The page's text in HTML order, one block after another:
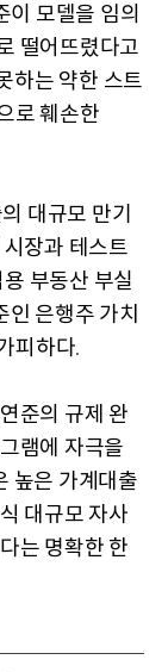
이 모델을 임의
떨어뜨렸다고
하는 약한 스트
로 훼손한
대규모 만기
장과 테스트
용 부동산 부실
인 은행주 가치
피하다.
준의 규제 완
램에 자극을
높은 가계대출
대규모 자사
는 명확한 한